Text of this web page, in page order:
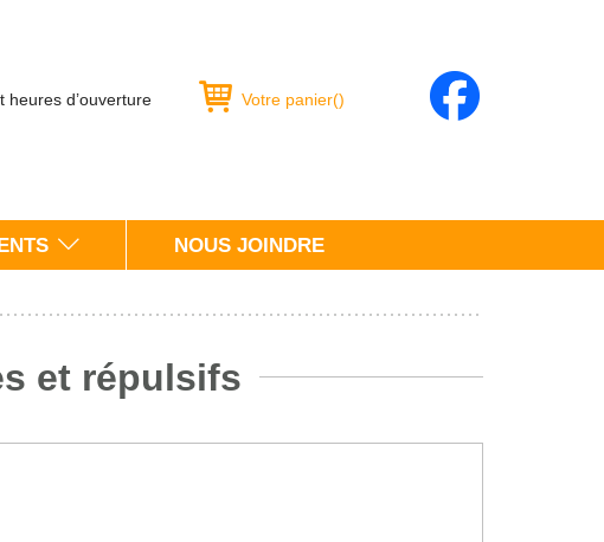
heures d’ouverture Votre panier()
NOUS JOINDRE
et répulsifs